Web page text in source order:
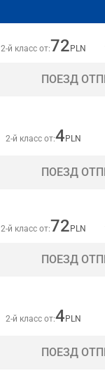
2-й класс от:72 PLN
ПОЕЗД
2-й класс от:4 PLN
ПОЕЗД
2-й класс от:72 PLN
ПОЕЗД
2-й класс от:4 PLN
ПОЕЗД